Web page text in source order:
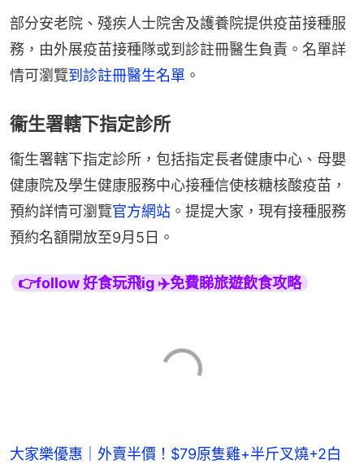
部分安老院、殘疾人士院舍及護養院提供疫苗接種服
務，由外展疫苗接種隊或到診註冊醫生負責。名單詳
情可瀏覽到診註冊醫生名單 。
衞生署轄下指定診所
衞生署轄下指定診所，包括指定長者健康中心、母嬰
健康院及學生健康服務中心接種信使核糖核酸疫苗，
預約詳情可瀏覽官方網站 。提提大家，現有接種服務
預約名額開放至9月5日。
👉follow 好食玩飛ig ✈️免費睇旅遊飲食攻略
大家樂優惠｜外賣半價！$79原隻雞+半斤叉燒+2白